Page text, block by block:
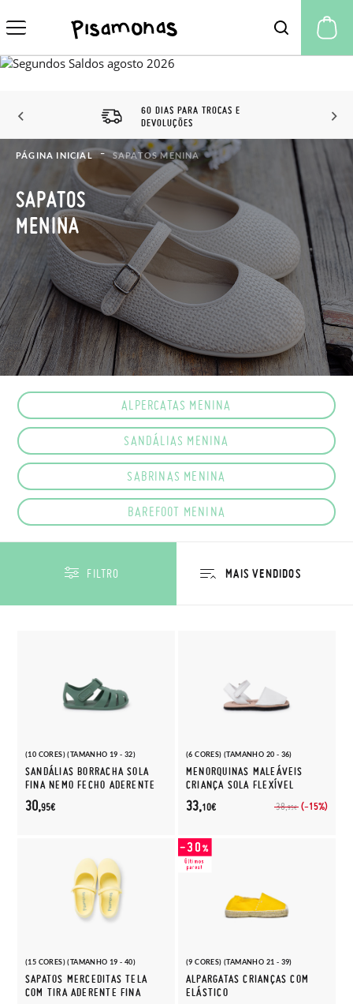
60 DIAS PARA TROCAS E
DEVOLUÇÕES
PÁGINA INICIAL SAPATOS MENINA
SAPATOS
MENINA
ALPERCATAS MENINA
SANDÁLIAS MENINA
SABRINAS MENINA
BAREFOOT MENINA
FILTRO
(10 CORES) (TAMANHO 19 - 32)
SANDÁLIAS BORRACHA SOLA
FINA NEMO FECHO ADERENTE
30,95€
(6 CORES) (TAMANHO 20 - 36)
MENORQUINAS MALEÁVEIS
CRIANÇA SOLA FLEXÍVEL
38,95€ (-15%)
33,10€
(15 CORES) (TAMANHO 19 - 40)
SAPATOS MERCEDITAS TELA
COM TIRA ADERENTE FINA
(9 CORES) (TAMANHO 21 - 39)
ALPARGATAS CRIANÇAS COM
ELÁSTICO